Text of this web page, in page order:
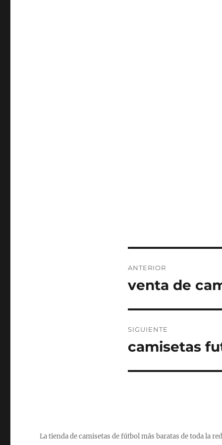
de
ANTERIOR
Entrada
venta de
SIGUIENTE
Entrada
camisetas
La tienda de camisetas de fútbol más baratas de toda la red